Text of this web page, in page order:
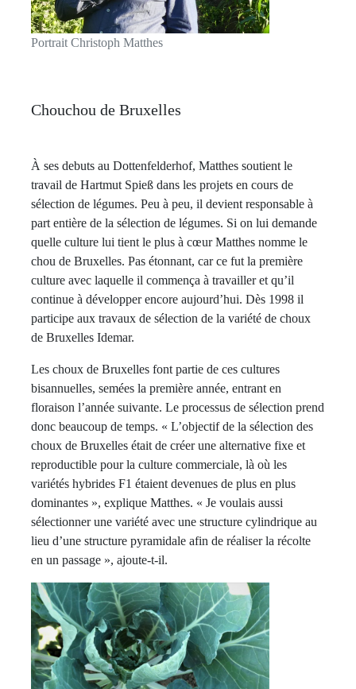
Portrait Christoph Matthes
Chouchou de Bruxelles
À ses debuts au Dottenfelderhof, Matthes soutient le
travail de Hartmut Spieß dans les projets en cours de
sélection de légumes. Peu à peu, il devient responsable à
part entière de la sélection de légumes. Si on lui demande
quelle culture lui tient le plus à cœur Matthes nomme le
chou de Bruxelles. Pas étonnant, car ce fut la première
culture avec laquelle il commença à travailler et qu’il
continue à développer encore aujourd’hui. Dès 1998 il
participe aux travaux de sélection de la variété de choux
de Bruxelles Idemar.
Les choux de Bruxelles font partie de ces cultures
bisannuelles, semées la première année, entrant en
floraison l’année suivante. Le processus de sélection prend
donc beaucoup de temps. « L’objectif de la sélection des
choux de Bruxelles était de créer une alternative fixe et
reproductible pour la culture commerciale, là où les
variétés hybrides F1 étaient devenues de plus en plus
dominantes », explique Matthes. « Je voulais aussi
sélectionner une variété avec une structure cylindrique au
lieu d’une structure pyramidale afin de réaliser la récolte
en un passage », ajoute-t-il.